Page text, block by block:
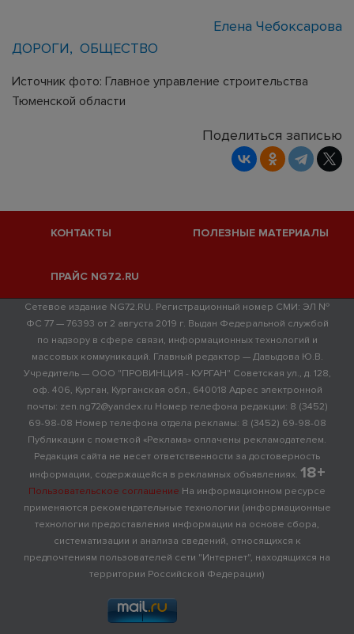
Елена Чебоксарова
ДОРОГИ
ОБЩЕСТВО
Источник фото: Главное управление строительства
Тюменской области
Поделиться записью
КОНТАКТЫ ПОЛЕЗНЫЕ МАТЕРИАЛЫ
ПРАЙС NG72.RU
Сетевое издание NG72.RU. Регистрационный номер СМИ: ЭЛ №
ФС 77 — 76393 от 2 августа 2019 г. Выдан Федеральной службой
по надзору в сфере связи, информационных технологий и
массовых коммуникаций. Главный редактор — Давыдова Ю.В.
Учредитель — ООО "ПРОВИНЦИЯ - КУРГАН" Советская ул., д. 128,
оф. 406, Курган, Курганская обл., 640018 Адрес электронной
почты: zen.ng72@yandex.ru Номер телефона редакции: 8 (3452)
69-98-08 Номер телефона отдела рекламы: 8 (3452) 69-98-08
Публикации с пометкой «Реклама» оплачены рекламодателем.
Редакция сайта не несет ответственности за достоверность
информации, содержащейся в рекламных объявлениях. 18+
Пользовательское соглашение На информационном ресурсе
применяются рекомендательные технологии (информационные
технологии предоставления информации на основе сбора,
систематизации и анализа сведений, относящихся к
предпочтениям пользователей сети "Интернет", находящихся на
территории Российской Федерации)